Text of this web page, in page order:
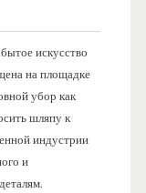
искусство
на площадке
убор как
шляпу к
индустрии
и